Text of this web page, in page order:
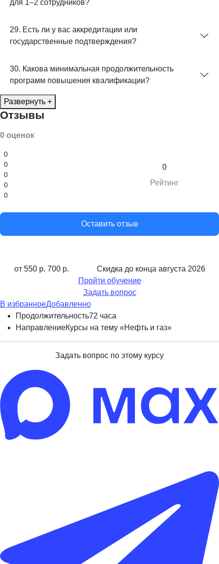
для 1–2 сотрудников?
29. Есть ли у вас аккредитации или
государственные подтверждения?
30. Какова минимальная продолжительность
программ повышения квалификации?
Развернуть +
Отзывы
0 оценок
0
0
0
0
0
0
Рейтинг
Оставить отзыв
от 550 р. 700 р. Скидка до конца августа 2026
Пройти обучение
Задать вопрос
В избранноеДобавленно
Продолжительность72 часа
НаправлениеКурсы на тему «Нефть и газ»
Задать вопрос по этому курсу